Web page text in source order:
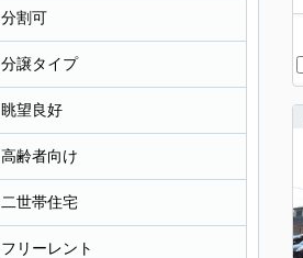
分割可
分譲タイプ
眺望良好
高齢者向け
二世帯住宅
フリーレント